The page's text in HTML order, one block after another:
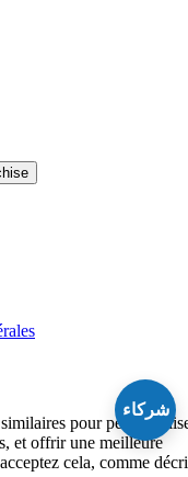
pour
et offrir une meilleure
cela, comme
شركاء